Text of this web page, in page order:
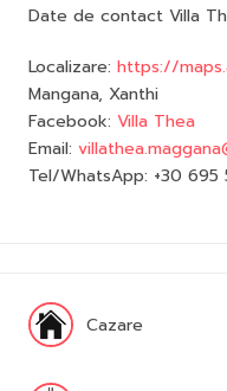
Date de contact Villa
Localizare: https://
Mangana, Xanthi
Facebook: Villa Thea
Email:
Tel/WhatsApp: +30
Cazare